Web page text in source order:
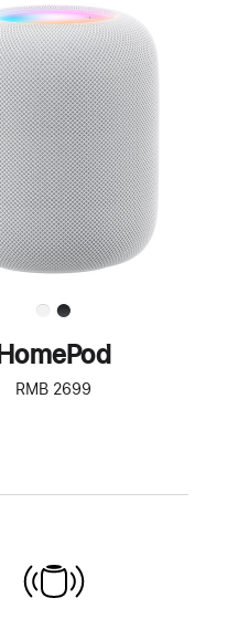
进
一
步
了
解
HomePod<
HomePod
RMB 2699